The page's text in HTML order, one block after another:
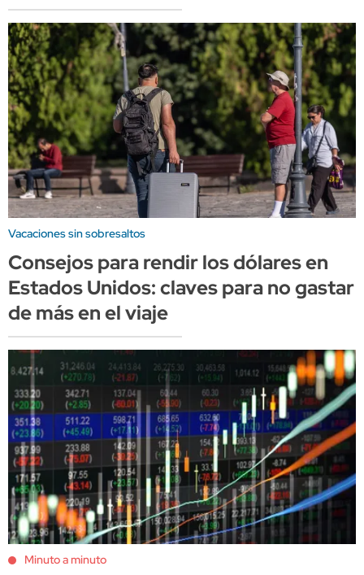
Vacaciones sin sobresaltos
Consejos para rendir los dólares en
Estados Unidos: claves para no gastar
de más en el viaje
Minuto a minuto